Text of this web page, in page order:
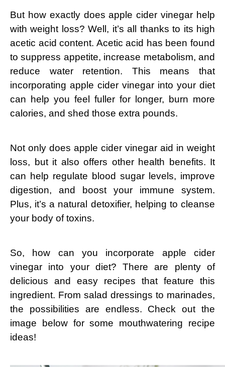
But how exactly does apple cider vinegar help
with weight loss? Well, it’s all thanks to its high
acetic acid content. Acetic acid has been found
to suppress appetite, increase metabolism, and
reduce water retention. This means that
incorporating apple cider vinegar into your diet
can help you feel fuller for longer, burn more
calories, and shed those extra pounds.
Not only does apple cider vinegar aid in weight
loss, but it also offers other health benefits. It
can help regulate blood sugar levels, improve
digestion, and boost your immune system.
Plus, it’s a natural detoxifier, helping to cleanse
your body of toxins.
So, how can you incorporate apple cider
vinegar into your diet? There are plenty of
delicious and easy recipes that feature this
ingredient. From salad dressings to marinades,
the possibilities are endless. Check out the
image below for some mouthwatering recipe
ideas!